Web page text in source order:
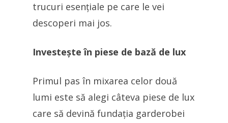
trucuri esențiale pe care le vei
descoperi mai jos.
Investește în piese de bază de lux
Primul pas în mixarea celor două
lumi este să alegi câteva piese de lux
care să devină fundația garderobei